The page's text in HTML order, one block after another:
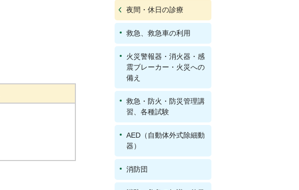
夜間・休日の診療
救急、救急車の利用
火災警報器・消火器・感
震ブレーカー・火災への
備え
救急・防火・防災管理講
習、各種試験
AED（自動体外式除細動
器）
消防団